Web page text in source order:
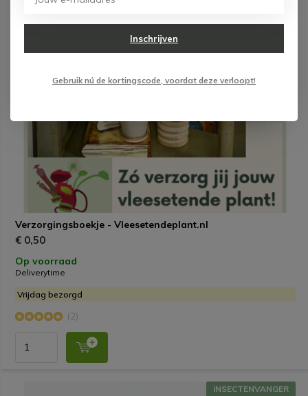
Verzorgingsboekje - Vleesetendeplant.nl
€ 0,50
Op voorraad
Deliverytime
Vrijdag bezorgd
(2)
INSECTENVANGER
Inschrijven
Gebruik nú de kortingscode, voordat deze verloopt!